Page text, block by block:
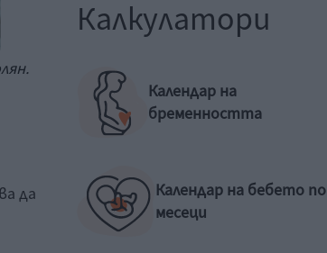
да
Калкулатори
Календар на
бременността
Календар на бебето по
месеци